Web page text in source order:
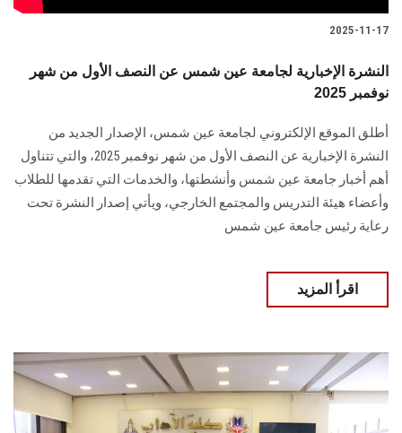
2025-11-17
النشرة الإخبارية لجامعة عين شمس عن النصف الأول من شهر
نوفمبر 2025
أطلق الموقع الإلكتروني لجامعة عين شمس، الإصدار الجديد من
النشرة الإخبارية عن النصف الأول من شهر نوفمبر 2025، والتي تتناول
أهم أخبار جامعة عين شمس وأنشطتها، والخدمات التي تقدمها للطلاب
وأعضاء هيئة التدريس والمجتمع الخارجي، ويأتي إصدار النشرة تحت
رعاية رئيس جامعة عين شمس
اقرأ المزيد